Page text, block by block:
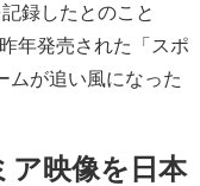
録したとのこと
年発売された「スポ
ムが追い風になった
ア映像を日本